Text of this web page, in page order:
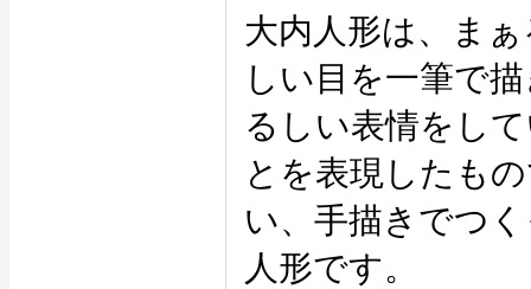
大内人形は、ま
しい目を一筆で
るしい表情をし
とを表現したも
い、手描きでつ
人形です。